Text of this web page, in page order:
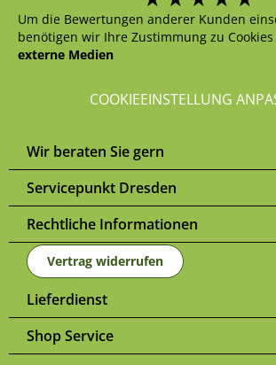
Um die Bewertungen anderer Kunden
benötigen wir Ihre Zustimmung zu
externe Medien
COOKIEEINSTELLUNG
Wir beraten Sie gern
Servicepunkt Dresden
Rechtliche Informationen
Vertrag widerrufen
Lieferdienst
Shop Service